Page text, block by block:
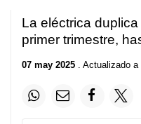
La eléctrica
primer trimestre,
07 may 2025 . Actualizado a